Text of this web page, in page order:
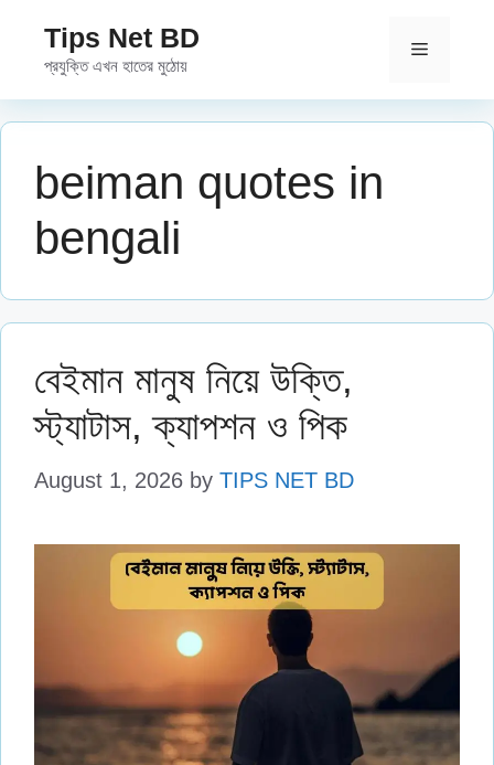
content
Tips Net BD
প্রযুক্তি এখন হাতের মুঠোয়
Menu
beiman quotes in
bengali
বেইমান মানুষ নিয়ে উক্তি,
স্ট্যাটাস, ক্যাপশন ও পিক
August 1, 2026 by TIPS NET BD